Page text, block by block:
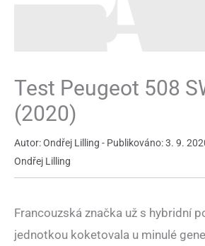
Test Peugeot 508
(2020)
Autor: Ondřej Lilling - Publikováno: 3. 9.
Ondřej Lilling
Francouzská značka už s hybridní
jednotkou koketovala u minulé